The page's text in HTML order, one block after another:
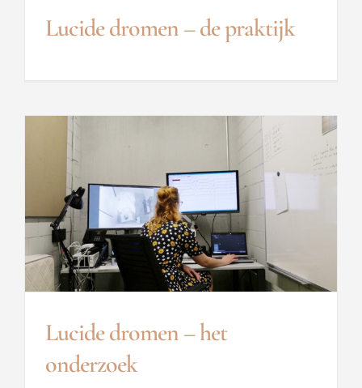
Lucide dromen – de praktijk
Lucide dromen – het
onderzoek